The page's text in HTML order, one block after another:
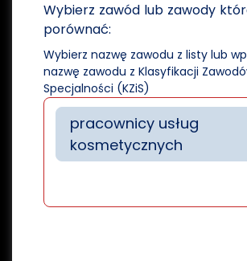
Wybierz zawód lub zawody
porównać:
Wybierz nazwę zawodu z listy lub
nazwę zawodu z Klasyfikacji
Specjalności (KZiS)
pracownicy usług
kosmetycznych